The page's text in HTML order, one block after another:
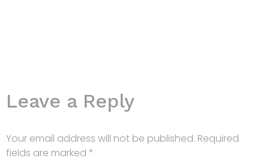
Leave a Reply
Your email address will not be published. Required
fields are marked *